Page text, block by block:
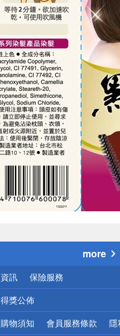
more
訊 保險服務
得獎公佈
購物須知 會員服務條款 隱